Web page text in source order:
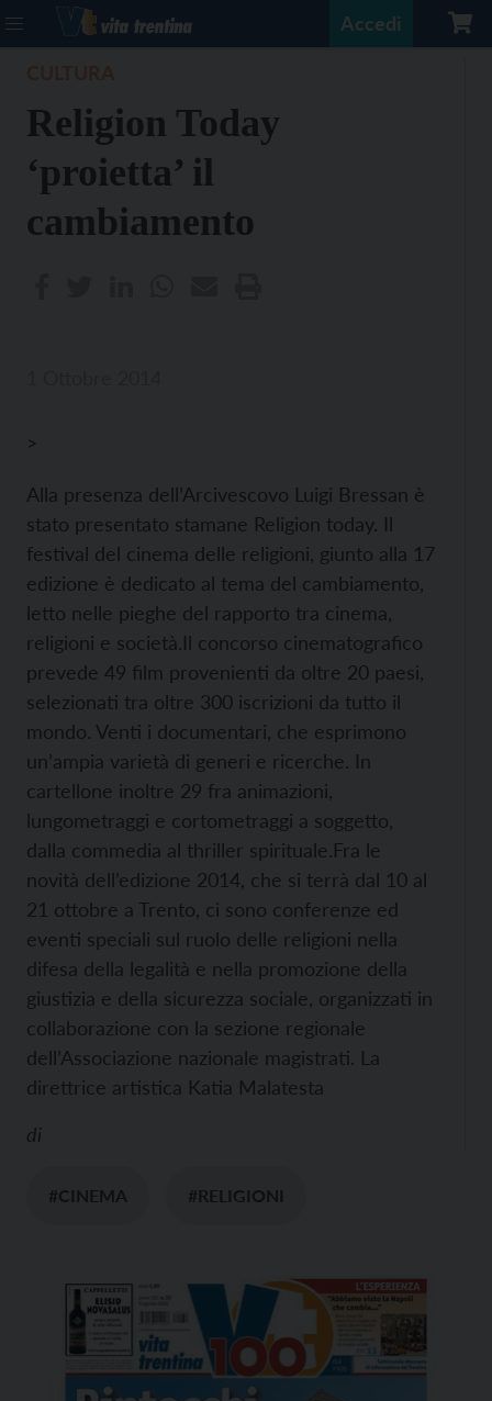
Accedi
Religion Today
‘proietta’ il
cambiamento
>
Alla presenza dell’Arcivescovo Luigi Bressan è
stato presentato stamane Religion today. Il
festival del cinema delle religioni, giunto alla 17
edizione è dedicato al tema del cambiamento,
letto nelle pieghe del rapporto tra cinema,
religioni e società.Il concorso cinematografico
prevede 49 film provenienti da oltre 20 paesi,
selezionati tra oltre 300 iscrizioni da tutto il
mondo. Venti i documentari, che esprimono
un’ampia varietà di generi e ricerche. In
cartellone inoltre 29 fra animazioni,
lungometraggi e cortometraggi a soggetto,
dalla commedia al thriller spirituale.Fra le
novità dell’edizione 2014, che si terrà dal 10 al
21 ottobre a Trento, ci sono conferenze ed
eventi speciali sul ruolo delle religioni nella
difesa della legalità e nella promozione della
giustizia e della sicurezza sociale, organizzati in
collaborazione con la sezione regionale
dell’Associazione nazionale magistrati. La
direttrice artistica Katia Malatesta
di
#CINEMA #RELIGIONI